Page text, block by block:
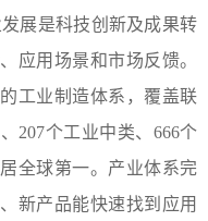
展是科技创新及成果转
应用场景和市场反馈。
工业制造体系，覆盖联
207个工业中类、666个
全球第一。产业体系完
新产品能快速找到应用